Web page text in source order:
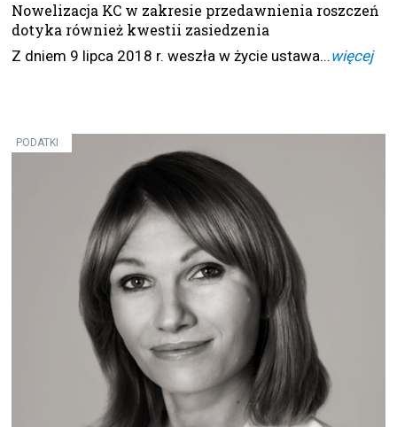
Nowelizacja KC w zakresie przedawnienia roszczeń
dotyka również kwestii zasiedzenia
Z dniem 9 lipca 2018 r. weszła w życie ustawa...więcej
PODATKI